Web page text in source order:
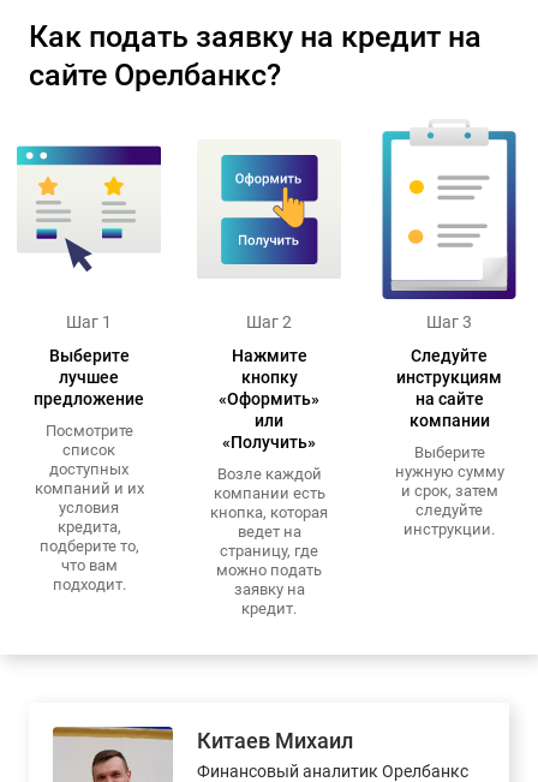
Как подать заявку на кредит на
сайте Орелбанкс?
Шаг 1
Выберите
лучшее
предложение
Посмотрите
список
доступных
компаний и их
условия
кредита,
подберите то,
что вам
подходит.
Шаг 2
Нажмите
кнопку
«Оформить»
или
«Получить»
Возле каждой
компании есть
кнопка, которая
ведет на
страницу, где
можно подать
заявку на
кредит.
Шаг 3
Следуйте
инструкциям
на сайте
компании
Выберите
нужную сумму
и срок, затем
следуйте
инструкции.
Китаев Михаил
Финансовый аналитик Орелбанкс